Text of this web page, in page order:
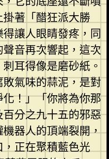
著「醋狂派大勝
讓人眼睛發疼，同
音再次響起，這次
耳得像是磨砂紙。
氣味的蒜泥，是對
！」「你將為你那
分之九十五的邪惡
器人的頂端裂開，
正在聚積藍色光